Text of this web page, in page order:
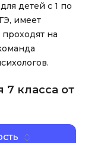
детей с 1 по
имеет
на
7 класса от